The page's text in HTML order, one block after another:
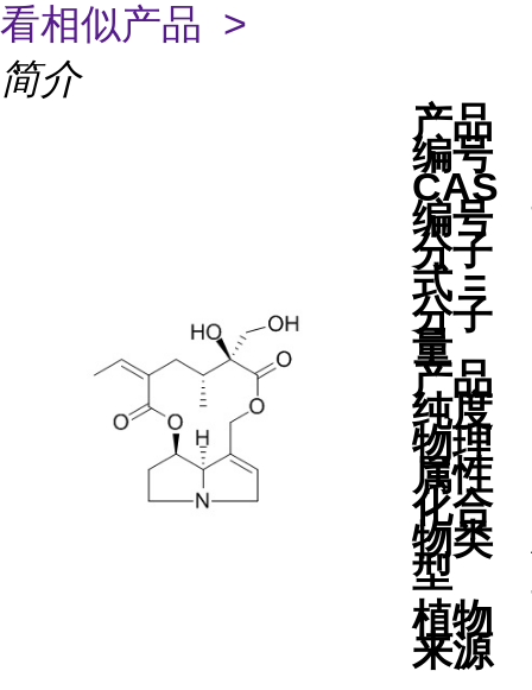
看相似产品 >
简介
产品
编号
CAS
编号
分子
式 =
分子
量
产品
纯度
物理
属性
化合
物类
型
植物
来源